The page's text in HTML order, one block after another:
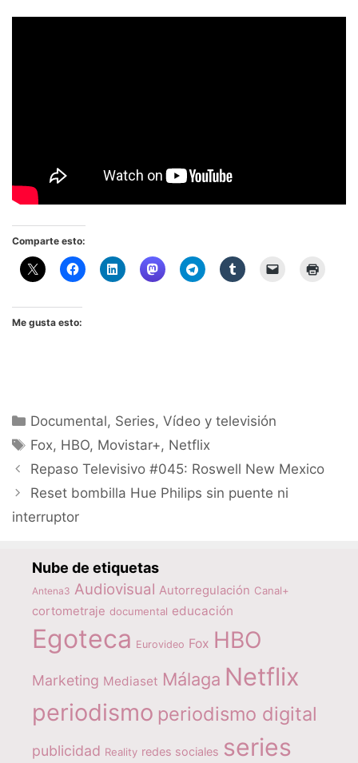
Comparte esto:
Me gusta esto:
Categorías
Documental, Series,Vídeo y televisión
Etiquetas
Fox, HBO, Movistar+, Netflix
Repaso Televisivo #045: Roswell New Mexico
Reset bombilla Hue Philips sin puente ni
interruptor
Nube de etiquetas
Antena3 Audiovisual Autorregulación Canal+
cortometraje documental educación
Egoteca Eurovideo Fox HBO
Marketing Mediaset Málaga Netflix
periodismo periodismo digital
publicidad Reality redes sociales series